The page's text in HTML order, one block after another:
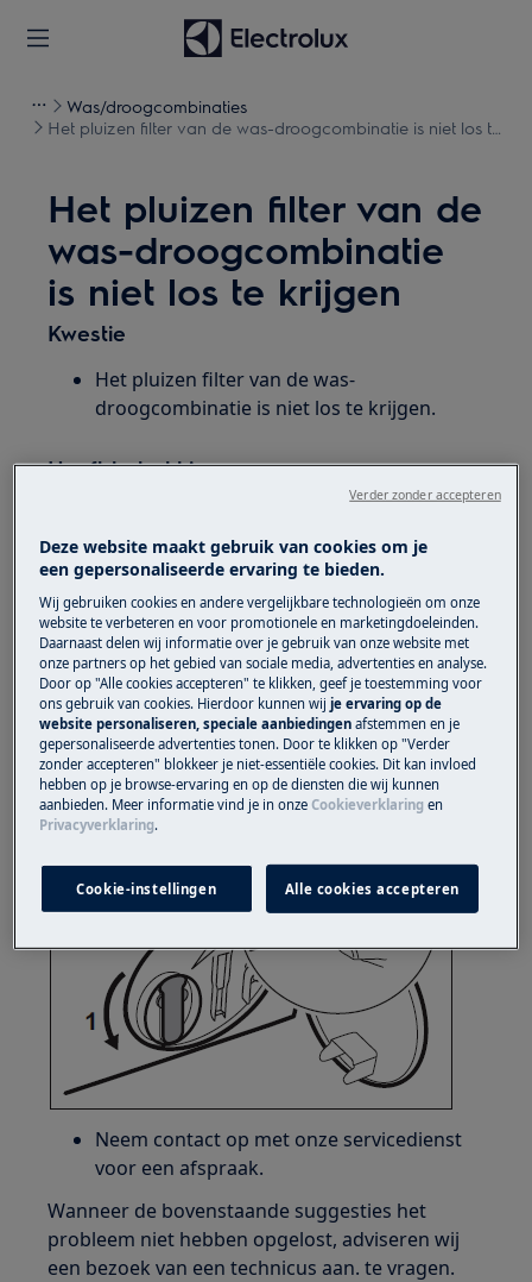
Was/droogcombinaties
Het pluizen filter van de was-droogcombinatie is niet los te
Het pluizen filter van de
was-droogcombinatie
is niet los te krijgen
Kwestie
Het pluizen filter van de was-
droogcombinatie is niet los te krijgen.
Heeft betrekking op
Oplossing
Pluizenfilters zijn stevig vastgedraaid om
lekkages te voorkomen.
Pak de handgreep van het pluisfilter stevig
vast en draai deze met enige kracht
linksom los.
Neem contact op met onze servicedienst
voor een afspraak.
Wanneer de bovenstaande suggesties het
probleem niet hebben opgelost, adviseren wij
een bezoek van een technicus aan. te vragen.
Deze website maakt gebruik van cookies om je
een gepersonaliseerde ervaring te bieden.
Wij gebruiken cookies en andere vergelijkbare technologieën om onze
website te verbeteren en voor promotionele en marketingdoeleinden.
Daarnaast delen wij informatie over je gebruik van onze website met
onze partners op het gebied van sociale media, advertenties en analyse.
Door op "Alle cookies accepteren" te klikken, geef je toestemming voor
ons gebruik van cookies. Hierdoor kunnen wijje ervaring op de
website personaliseren, speciale aanbiedingen afstemmen en je
gepersonaliseerde advertenties tonen. Door te klikken op "Verder
zonder accepteren" blokkeer je niet-essentiële cookies. Dit kan invloed
hebben op je browse-ervaring en op de diensten die wij kunnen
aanbieden. Meer informatie vind je in onzeCookieverklaring en
Privacyverklaring.
Cookie-instellingen Alle cookies accepteren
Verder zonder accepteren